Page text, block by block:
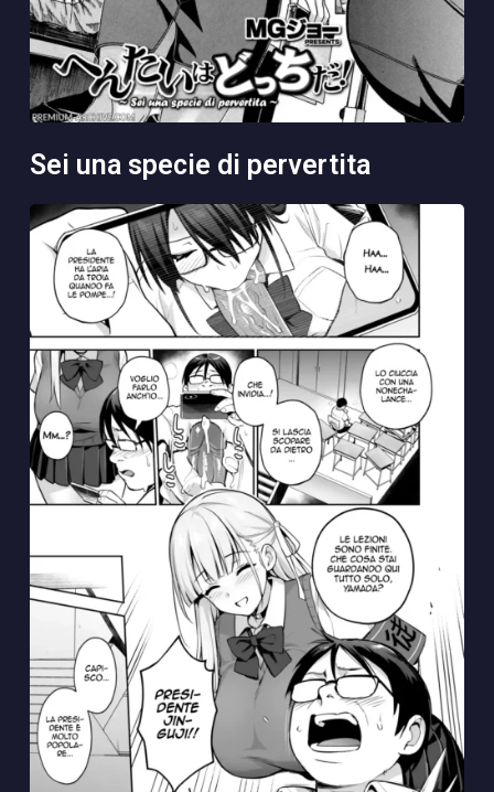
sei una specie di pervertita